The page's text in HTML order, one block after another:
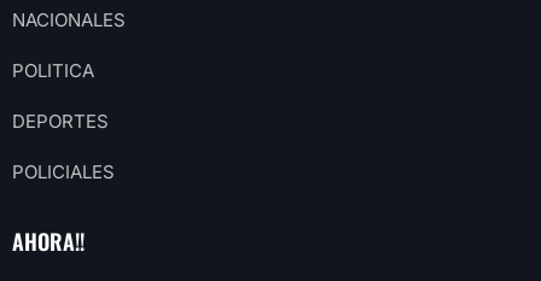
NACIONALES
POLITICA
DEPORTES
POLICIALES
AHORA!!